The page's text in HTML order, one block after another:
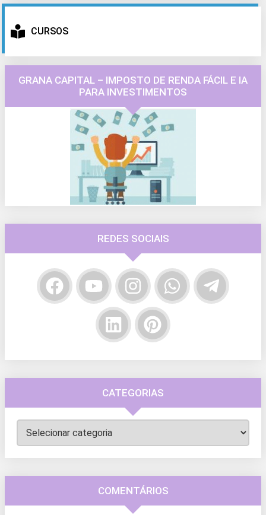
CURSOS
GRANA CAPITAL – IMPOSTO DE RENDA FÁCIL E IA
PARA INVESTIMENTOS
REDES SOCIAIS
CATEGORIAS
Categorias
COMENTÁRIOS